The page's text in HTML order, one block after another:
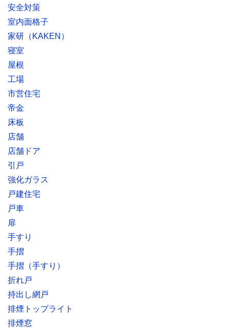
安全対策
室内面格子
家研（KAKEN）
寝室
屋根
工場
市営住宅
帝金
床板
店舗
店舗ドア
引戸
強化ガラス
戸建住宅
戸車
扉
手すり
手摺
手摺（手すり）
折れ戸
持出し網戸
排煙トップライト
排煙窓